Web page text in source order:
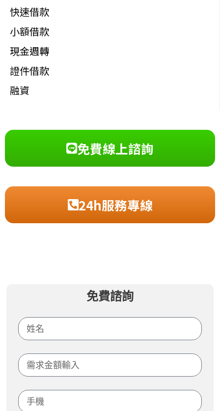
快速借款
小額借款
現金週轉
證件借款
融資
免費線上諮詢
24h服務專線
免費諮詢